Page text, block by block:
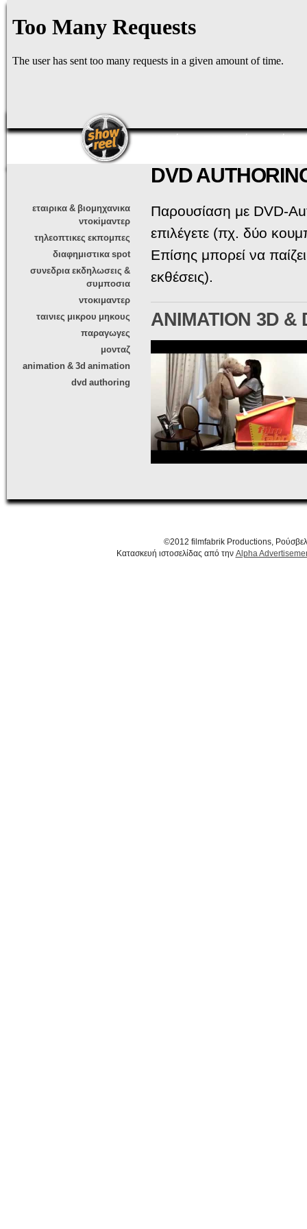
εταιρικα & βιομηχανικα
ντοκiμαντερ
τηλεοπτικες εκπομπες
διαφημιστικα spot
συνεδρια εκδηλωσεις &
συμποσια
ντοκιμαντερ
ταινιες μικρου μηκους
παραγωγες
μονταζ
animation & 3d animation
dvd authoring
DVD
Παρουσίαση με DVD-
επιλέγετε (πχ. δύο
Επίσης μπορεί να
εκθέσεις).
ANIMATION 3D &
©2012 filmfabrik Productions,
Κατασκευή ιστοσελίδας από την Alpha